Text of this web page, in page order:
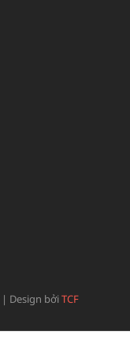
| Design bởiTCF